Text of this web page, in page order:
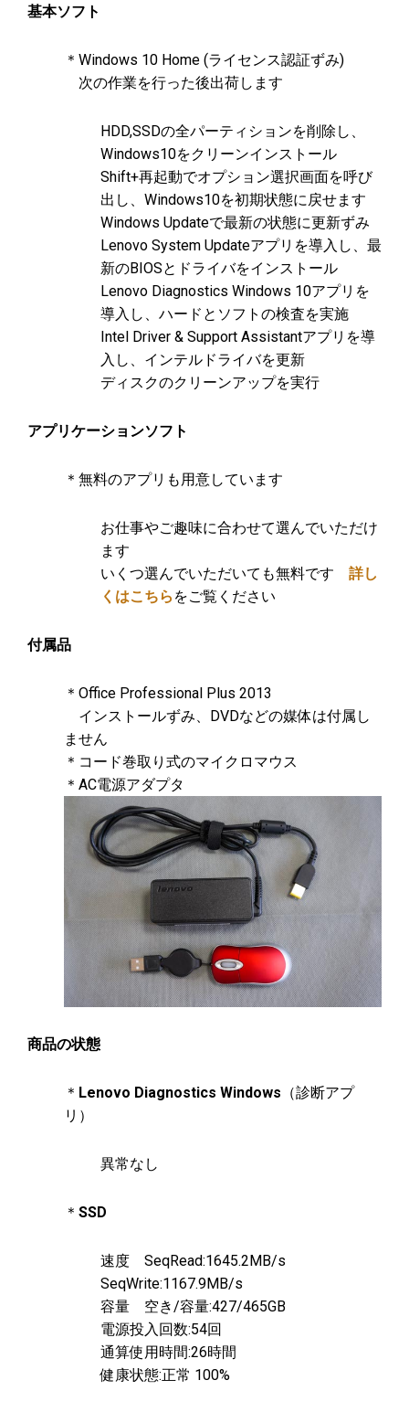
基本ソフト
＊Windows 10 Home (ライセンス認証ずみ)
次の作業を行った後出荷します
HDD,SSDの全パーティションを削除し、
Windows10をクリーンインストール
Shift+再起動でオプション選択画面を呼び
出し、Windows10を初期状態に戻せます
Windows Updateで最新の状態に更新ずみ
Lenovo System Updateアプリを導入し、最
新のBIOSとドライバをインストール
Lenovo Diagnostics Windows 10アプリを
導入し、ハードとソフトの検査を実施
Intel Driver & Support Assistantアプリを導
入し、インテルドライバを更新
ディスクのクリーンアップを実行
アプリケーションソフト
＊無料のアプリも用意しています
お仕事やご趣味に合わせて選んでいただけ
ます
いくつ選んでいただいても無料です 詳し
くはこちら をご覧ください
付属品
＊Office Professional Plus 2013
インストールずみ、DVDなどの媒体は付属し
ません
＊コード巻取り式のマイクロマウス
＊AC電源アダプタ
商品の状態
＊ Lenovo Diagnostics Windows （診断アプ
リ）
異常なし
＊ SSD
速度 SeqRead:1645.2MB/s
SeqWrite:1167.9MB/s
容量 空き/容量:427/465GB
電源投入回数:54回
通算使用時間:26時間
健康状態:正常 100%